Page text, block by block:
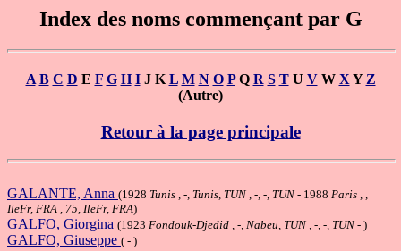
Index des noms commençant par G
A B C D E F G H IJ K L M N O PQ R S TU VW X Y Z
(Autre)
Retour à la page principale
GALANTE, Anna (1928 Tunis , -, Tunis, TUN , -, -, TUN - 1988 Paris , ,
IleFr, FRA , 75, IleFr, FRA)
GALFO, Giorgina (1923 Fondouk-Djedid , -, Nabeu, TUN , -, -, TUN - )
GALFO, Giuseppe ( - )